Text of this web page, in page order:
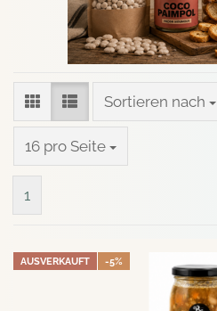
Sortieren nach
Sortieren nach
16 pro Seite
pro Seite
1
AUSVERKAUFT -5%